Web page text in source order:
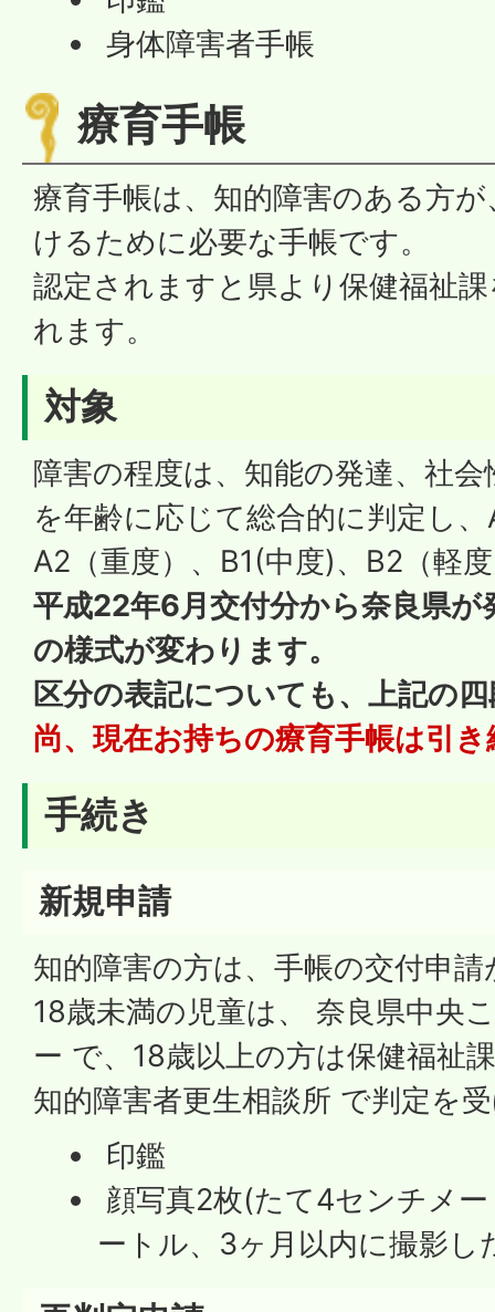
身体障害者手帳
療育手帳
療育手帳は、知的障害のある方
けるために必要な手帳です。
認定されますと県より保健福祉
れます。
対象
障害の程度は、知能の発達、社
を年齢に応じて総合的に判定し
A2（重度）、B1(中度)、B2（軽
平成22年6月交付分から奈良県が
の様式が変わります。
区分の表記についても、上記の
尚、現在お持ちの療育手帳は引
手続き
新規申請
知的障害の方は、手帳の交付申
18歳未満の児童は、 奈良県中央
ー で、18歳以上の方は保健福祉
知的障害者更生相談所 で判定を
印鑑
顔写真2枚(たて4センチメ
ートル、3ヶ月以内に撮影し